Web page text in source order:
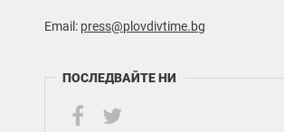
Email: press@plovdivtime.bg
ПОСЛЕДВАЙТЕ НИ